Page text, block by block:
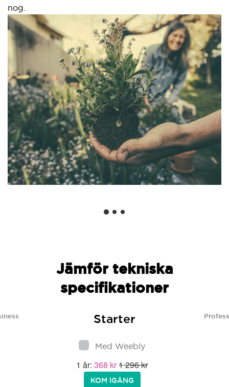
nog.
Jämför tekniska
specifikationer
Starter
Med Weebly
1 år: 368 kr1 296 kr
KOM IGÅNG